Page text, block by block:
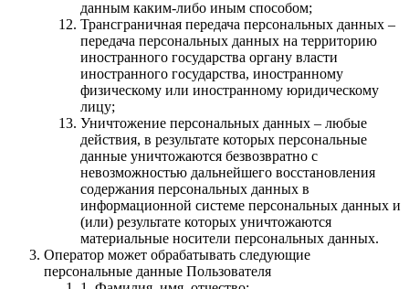
данным каким-либо иным способом;
Трансграничная передача персональных данных –
передача персональных данных на территорию
иностранного государства органу власти
иностранного государства, иностранному
физическому или иностранному юридическому
лицу;
Уничтожение персональных данных – любые
действия, в результате которых персональные
данные уничтожаются безвозвратно с
невозможностью дальнейшего восстановления
содержания персональных данных в
информационной системе персональных данных и
(или) результате которых уничтожаются
материальные носители персональных данных.
Оператор может обрабатывать следующие
персональные данные Пользователя